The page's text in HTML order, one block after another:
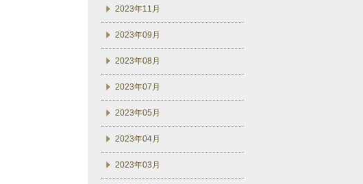
2023年11月
2023年09月
2023年08月
2023年07月
2023年05月
2023年04月
2023年03月